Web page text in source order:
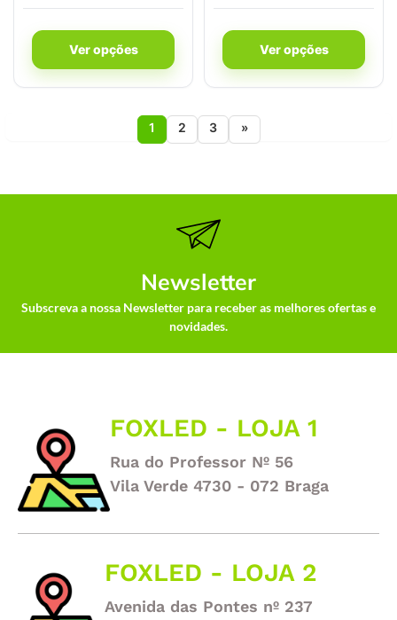
Ver opções Ver opções
1 2 3 »
Newsletter
Subscreva a nossa Newsletter para receber as melhores ofertas e
novidades.
FOXLED - LOJA 1
Rua do Professor Nº 56
Vila Verde 4730 - 072 Braga
FOXLED - LOJA 2
Avenida das Pontes nº 237